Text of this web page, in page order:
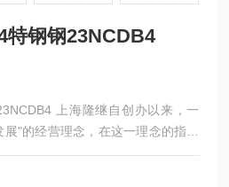
特钢钢23NCDB4
上海隆继自创办以来，一
"的经营理念，在这一理念的指导
广大客户的赞誉。我公司常年提供